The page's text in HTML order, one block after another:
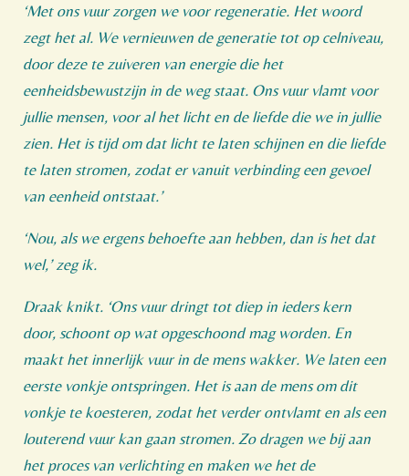
‘Met ons vuur zorgen we voor regeneratie. Het woord
zegt het al. We vernieuwen de generatie tot op celniveau,
door deze te zuiveren van energie die het
eenheidsbewustzijn in de weg staat. Ons vuur vlamt voor
jullie mensen, voor al het licht en de liefde die we in jullie
zien. Het is tijd om dat licht te laten schijnen en die liefde
te laten stromen, zodat er vanuit verbinding een gevoel
van eenheid ontstaat.’
‘Nou, als we ergens behoefte aan hebben, dan is het dat
wel,’ zeg ik.
Draak knikt. ‘Ons vuur dringt tot diep in ieders kern
door, schoont op wat opgeschoond mag worden. En
maakt het innerlijk vuur in de mens wakker. We laten een
eerste vonkje ontspringen. Het is aan de mens om dit
vonkje te koesteren, zodat het verder ontvlamt en als een
louterend vuur kan gaan stromen. Zo dragen we bij aan
het proces van verlichting en maken we het de